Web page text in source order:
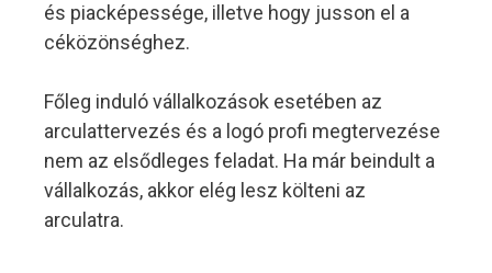
és piacképessége, illetve hogy jusson el a
céközönséghez.
Főleg induló vállalkozások esetében az
arculattervezés és a logó profi megtervezése
nem az elsődleges feladat. Ha már beindult a
vállalkozás, akkor elég lesz költeni az
arculatra.